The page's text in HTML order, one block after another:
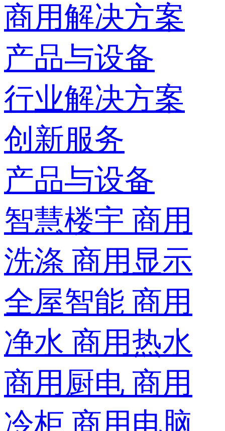
商用解决方案
产品与设备
行业解决方案
创新服务
产品与设备
智慧楼宇 商用
洗涤 商用显示
全屋智能 商用
净水 商用热水
商用厨电 商用
冷柜 商用电脑